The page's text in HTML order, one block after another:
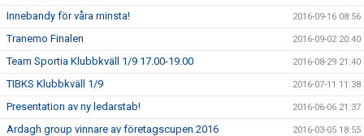
Innebandy för våra minsta! 2016-09-16 08:56
Tranemo Finalen 2016-09-02 20:40
Team Sportia Klubbkväll 1/9 17.00-19.00 2016-08-29 21:40
TIBKS Klubbkväll 1/9 2016-07-11 11:38
Presentation av ny ledarstab! 2016-06-06 21:37
Ardagh group vinnare av företagscupen 2016 2016-03-05 18:55